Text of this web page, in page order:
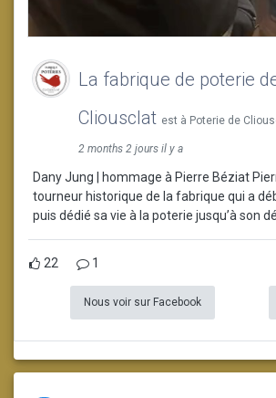
La fabrique de poterie
Cliousclat est à Poterie de
2 months 2 jours il y a
Dany Jung | hommage à Pierre Béziat
tourneur historique de la fabrique qui a
puis dédié sa vie à la poterie jusqu’à son
22 1
Nous voir sur Facebook